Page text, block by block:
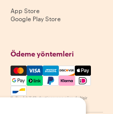
App Store
Google Play Store
Ödeme yöntemleri
Mastercard, Visa, Amex,
Kullanılabilirlik destinasyona göre değişir